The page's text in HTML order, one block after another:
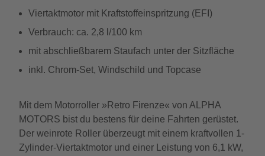
Viertaktmotor mit Kraftstoffeinspritzung (EFI)
Verbrauch: ca. 2,8 l/100 km
mit abschließbarem Staufach unter der Sitzfläche
inkl. Chrom-Set, Windschild und Topcase
Mit dem Motorroller »Retro Firenze« von ALPHA
MOTORS bist du bestens für deine Fahrten gerüstet.
Der weinrote Roller überzeugt mit einem kraftvollen 1-
Zylinder-Viertaktmotor und einer Leistung von 6,1 kW,